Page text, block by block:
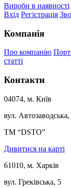
Вироби в наявності
Вхід Регістрація
Компанія
Про компанію
статті
Контакти
04074, м. Київ
вул.
ТМ “DSTO”
Дивитися на карті
61010, м. Харків
вул. Греківська, 5